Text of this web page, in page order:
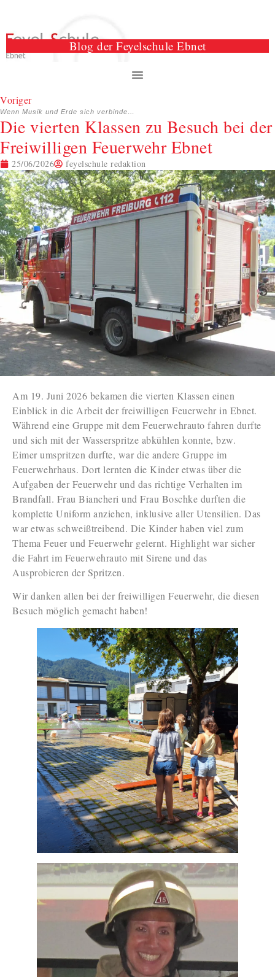
Blog der Feyelschule Ebnet
Voriger
Die vierten Klassen zu Besuch bei der
Freiwilligen Feuerwehr Ebnet
25/06/2026 feyelschule redaktion
Am 19. Juni 2026 bekamen die vierten Klassen einen
Einblick in die Arbeit der freiwilligen Feuerwehr in Ebnet.
Während eine Gruppe mit dem Feuerwehrauto fahren durfte
und sich mit der Wasserspritze abkühlen konnte, bzw.
Eimer umspritzen durfte, war die andere Gruppe im
Feuerwehrhaus. Dort lernten die Kinder etwas über die
Aufgaben der Feuerwehr und das richtige Verhalten im
Brandfall. Frau Biancheri und Frau Boschke durften die
komplette Uniform anziehen, inklusive aller Utensilien. Das
war etwas schweißtreibend. Die Kinder haben viel zum
Thema Feuer und Feuerwehr gelernt. Highlight war sicher
die Fahrt im Feuerwehrauto mit Sirene und das
Ausprobieren der Spritzen.
Wir danken allen bei der freiwilligen Feuerwehr, die diesen
Besuch möglich gemacht haben!